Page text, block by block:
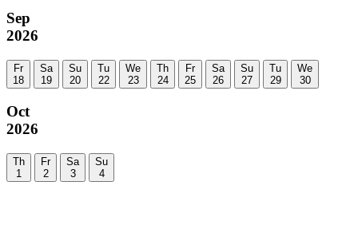
Sep
2026
Fr
18
Sa
19
Su
20
Tu
22
We
23
Th
24
Fr
25
Sa
26
Su
27
Tu
29
We
30
Oct
2026
Th
1
Fr
2
Sa
3
Su
4